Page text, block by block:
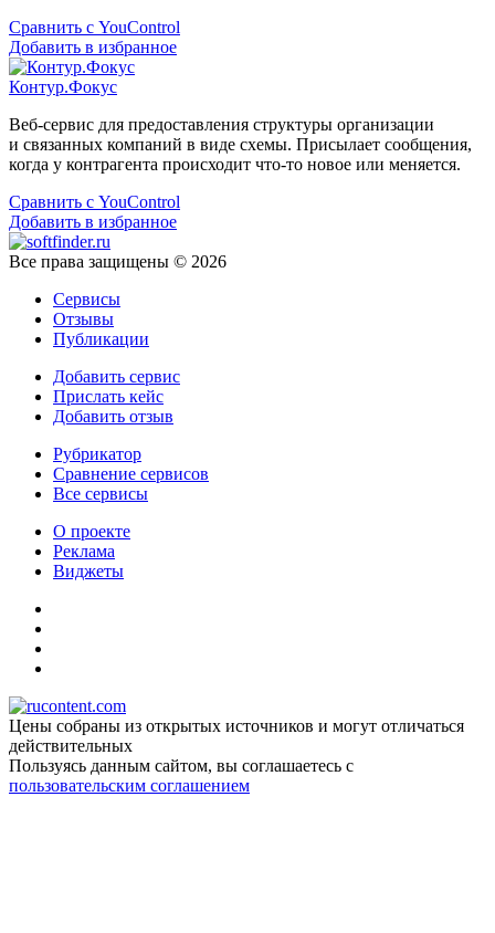
Сравнить с YouControl
Добавить в избранное
Контур.Фокус
Веб-сервис для предоставления структуры организации
и связанных компаний в виде схемы. Присылает сообщения,
когда у контрагента происходит что-то новое или меняется.
Сравнить с YouControl
Добавить в избранное
Все права защищены © 2026
Сервисы
Отзывы
Публикации
Добавить сервис
Прислать кейс
Добавить отзыв
Рубрикатор
Сравнение сервисов
Все сервисы
О проекте
Реклама
Виджеты
Цены собраны из открытых источников и могут отличаться
действительных
Пользуясь данным сайтом, вы соглашаетесь c
пользовательским соглашением